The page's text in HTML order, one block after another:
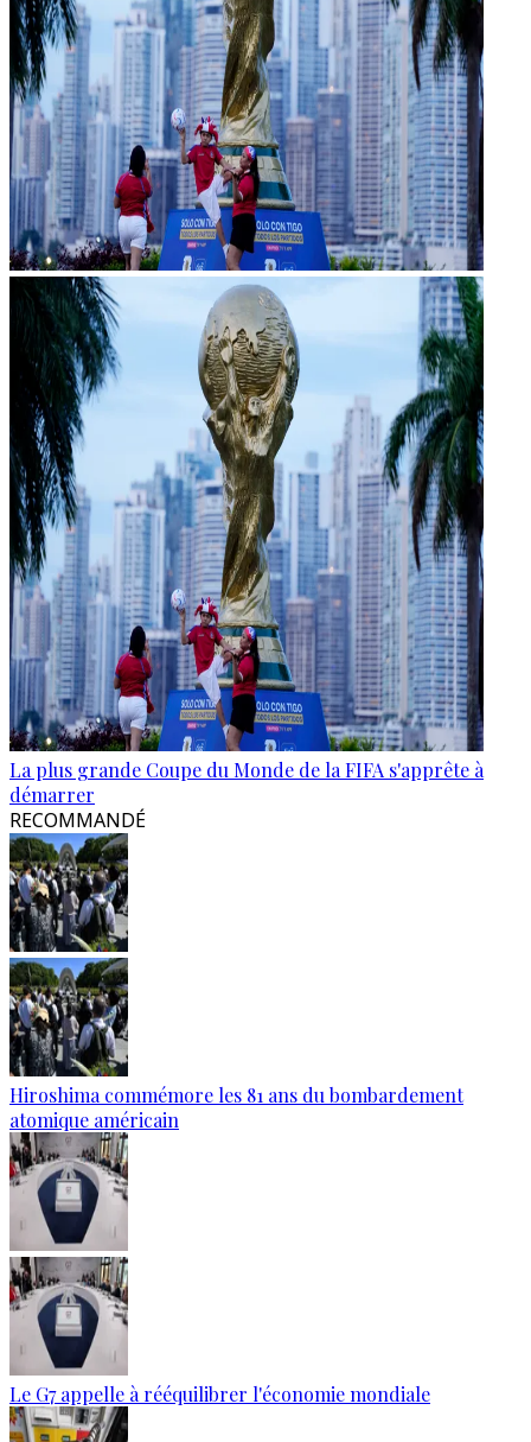
La plus grande Coupe du Monde de la FIFA s'apprête à
démarrer
RECOMMANDÉ
Hiroshima commémore les 81 ans du bombardement
atomique américain
Le G7 appelle à rééquilibrer l'économie mondiale